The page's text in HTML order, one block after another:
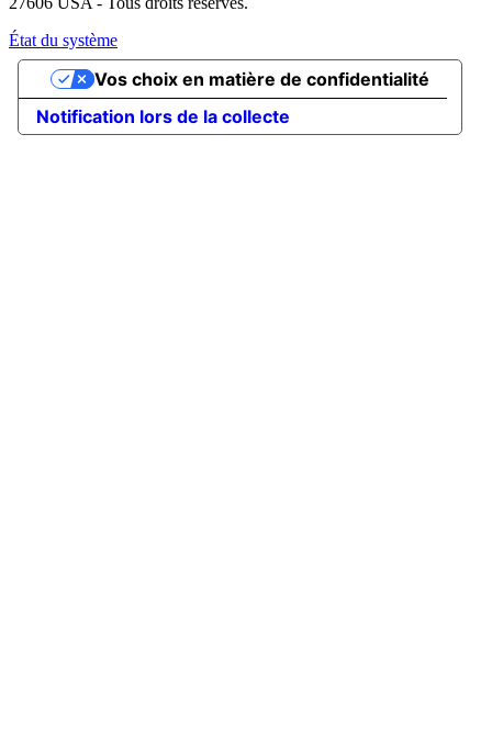
État du système
Notification lors de la collecte
Vos choix en matière de confidentialité